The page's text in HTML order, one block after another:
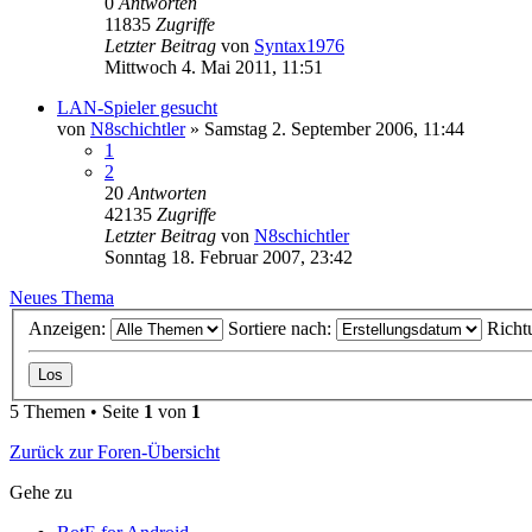
11835 Zugriffe
Letzter Beitrag von Syntax1976
Mittwoch 4. Mai 2011, 11:51
LAN-Spieler gesucht
von N8schichtler» Samstag 2. September 2006, 11:44
1
2
20 Antworten
42135 Zugriffe
Letzter Beitrag von N8schichtler
Sonntag 18. Februar 2007, 23:42
Neues Thema
Anzeigen:
Sortiere nach:
5 Themen • Seite 1 von 1
Zurück zur Foren-Übersicht
Gehe zu